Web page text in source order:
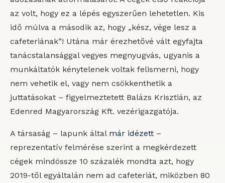
az volt, hogy ez a lépés egyszerűen lehetetlen. Kis
idő múlva a második az, hogy „kész, vége lesz a
cafeteriának”! Utána már érezhetővé vált egyfajta
tanácstalansággal vegyes megnyugvás, ugyanis a
munkáltatók kénytelenek voltak felismerni, hogy
nem vehetik el, vagy nem csökkenthetik a
juttatásokat – figyelmeztetett Balázs Krisztián, az
Edenred Magyarország Kft. vezérigazgatója.
A társaság – lapunk általmár idézett –
reprezentatív felmérése szerint a megkérdezett
cégek mindössze 10 százalék mondta azt, hogy
2019-től egyáltalán nem ad cafeteriát, miközben 80